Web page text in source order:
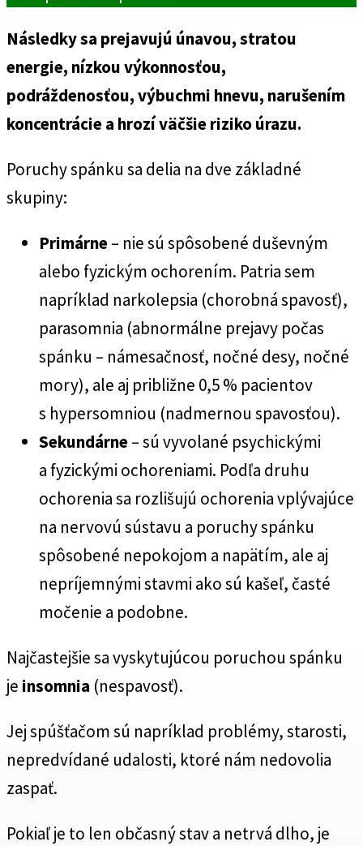
Následky sa prejavujú únavou, stratou
energie, nízkou výkonnosťou,
podráždenosťou, výbuchmi hnevu, narušením
koncentrácie a hrozí väčšie riziko úrazu.
Poruchy spánku sa delia na dve základné
skupiny:
Primárne– nie sú spôsobené duševným
alebo fyzickým ochorením. Patria sem
napríklad narkolepsia (chorobná spavosť),
parasomnia (abnormálne prejavy počas
spánku – námesačnosť, nočné desy, nočné
mory), ale aj približne 0,5 % pacientov
s hypersomniou (nadmernou spavosťou).
Sekundárne– sú vyvolané psychickými
a fyzickými ochoreniami. Podľa druhu
ochorenia sa rozlišujú ochorenia vplývajúce
na nervovú sústavu a poruchy spánku
spôsobené nepokojom a napätím, ale aj
nepríjemnými stavmi ako sú kašeľ, časté
močenie a podobne.
Najčastejšie sa vyskytujúcou poruchou spánku
je insomnia (nespavosť).
Jej spúšťačom sú napríklad problémy, starosti,
nepredvídané udalosti, ktoré nám nedovolia
zaspať.
Pokiaľ je to len občasný stav a netrvá dlho, je